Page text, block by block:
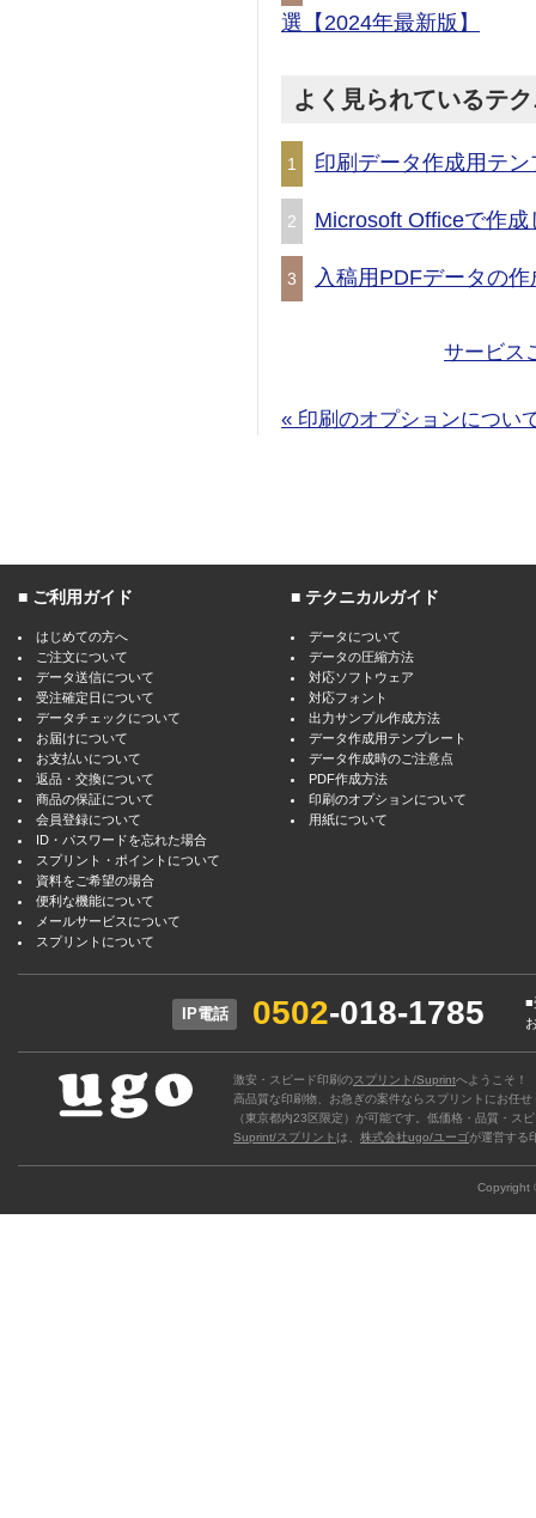
選【2024年最新版】
よく見られているテ
1 印刷データ作成用テ
2 Microsoft Officeで作
3 入稿用PDFデータの
サービス
« 印刷のオプションについ
ご利用ガイド
はじめての方へ
ご注文について
データ送信について
受注確定日について
データチェックについて
お届けについて
お支払いについて
返品・交換について
商品の保証について
会員登録について
ID・パスワードを忘れた場合
スプリント・ポイントについて
資料をご希望の場合
便利な機能について
メールサービスについて
スプリントについて
テクニカルガイド
データについて
データの圧縮方法
対応ソフトウェア
対応フォント
出力サンプル作成方法
データ作成用テンプレート
データ作成時のご注意点
PDF作成方法
印刷のオプションについて
用紙について
IP電話 0502-018-1785
■
激安・スピード印刷のスプリント/Suprintへようこそ！
高品質な印刷物、お急ぎの案件ならスプリントにお任
（東京都内23区限定）が可能です。低価格・品質・ス
Suprint/スプリントは、 株式会社ugo/ユーゴが運営する
Copyright